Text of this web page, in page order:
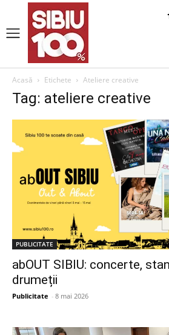
Acasă Etichete Ateliere creative
Tag: ateliere creative
PUBLICITATE
abOUT SIBIU: concerte,
drumeții
Publicitate - 8 mai 2026